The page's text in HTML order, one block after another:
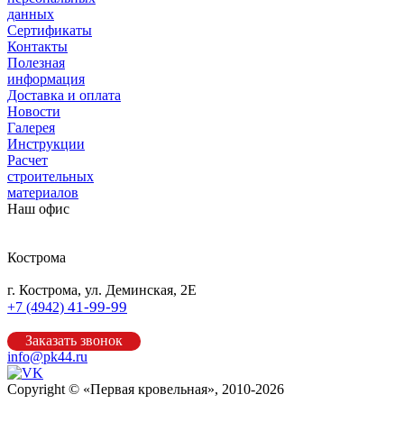
данных
Сертификаты
Контакты
Полезная
информация
Доставка и оплата
Новости
Галерея
Инструкции
Расчет
строительных
материалов
Наш офис
Кострома
г. Кострома, ул. Деминская, 2Е
+7 (4942) 41-99-99
Заказать звонок
info@pk44.ru
Copyright © «Первая кровельная», 2010-2026